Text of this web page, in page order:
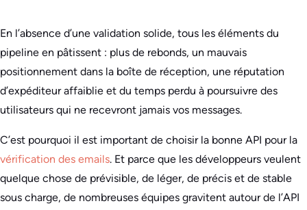
En l’absence d’une validation solide, tous les éléments du
pipeline en pâtissent : plus de rebonds, un mauvais
positionnement dans la boîte de réception, une réputation
d’expéditeur affaiblie et du temps perdu à poursuivre des
utilisateurs qui ne recevront jamais vos messages.
C’est pourquoi il est important de choisir la bonne API pour la
vérification des emails. Et parce que les développeurs veulent
quelque chose de prévisible, de léger, de précis et de stable
sous charge, de nombreuses équipes gravitent autour de l’API